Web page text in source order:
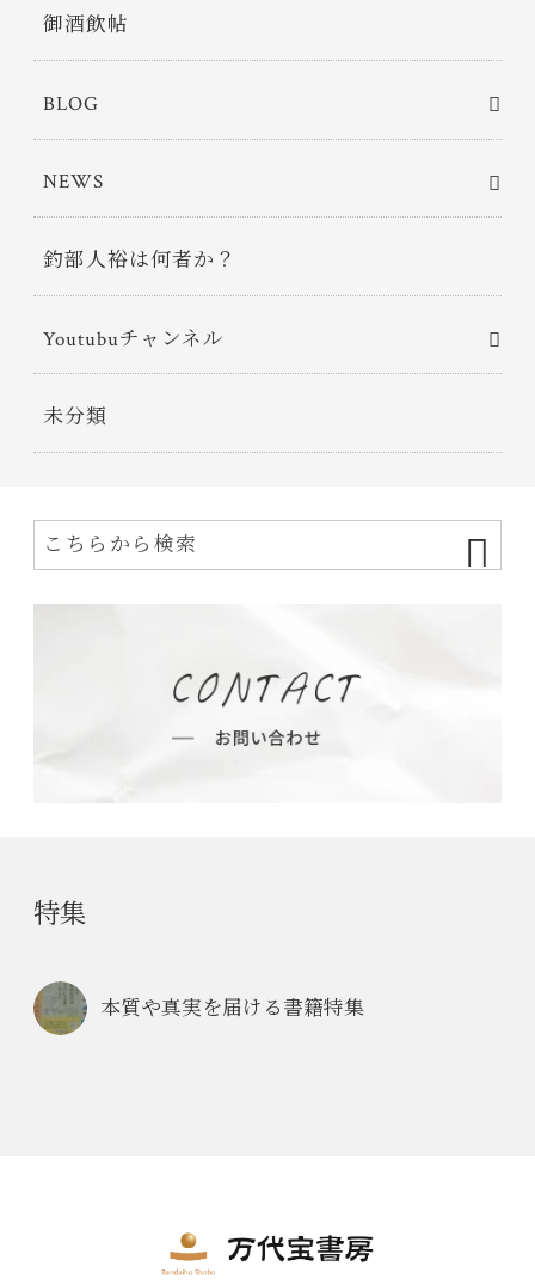
御酒飲帖
BLOG
NEWS
釣部人裕は何者か？
Youtubuチャンネル
未分類
特集
本質や真実を届ける書籍特集